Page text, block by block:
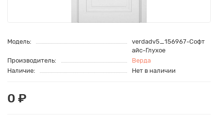
Модель:
verdadv5_156967-Софт
айс-Глухое
Производитель:
Верда
Наличие:
Нет в наличии
0 ₽